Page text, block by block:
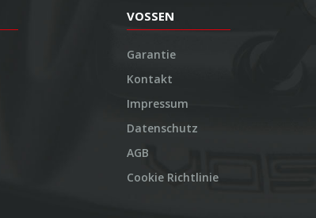
VOSSEN
Garantie
Kontakt
Impressum
Datenschutz
AGB
Cookie Richtlinie